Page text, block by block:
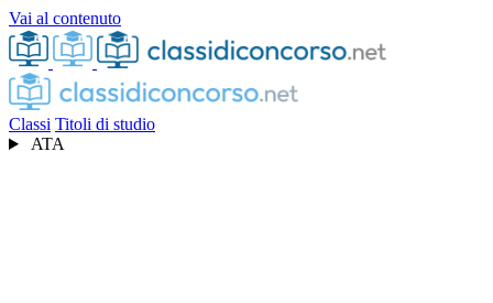
Vai al contenuto
Classi Titoli di studio
ATA